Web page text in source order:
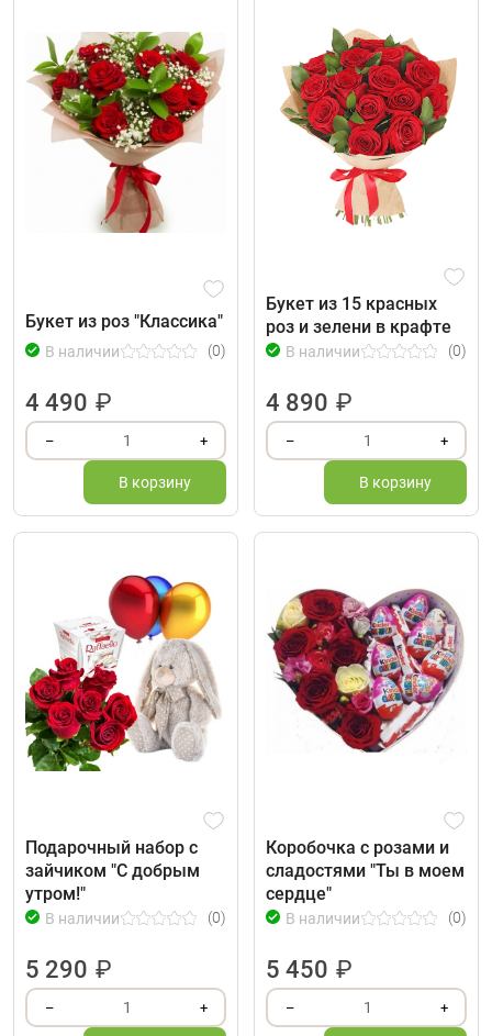
Букет из роз "Классика"
В наличии (0)
4 490 ₽
– 1 +
В корзину
Букет из 15 красных
роз и зелени в крафте
В наличии (0)
4 890 ₽
– 1 +
В корзину
Подарочный набор с
зайчиком "С добрым
утром!"
В наличии (0)
5 290 ₽
– 1 +
Коробочка с розами и
сладостями "Ты в моем
сердце"
В наличии (0)
5 450 ₽
– 1 +